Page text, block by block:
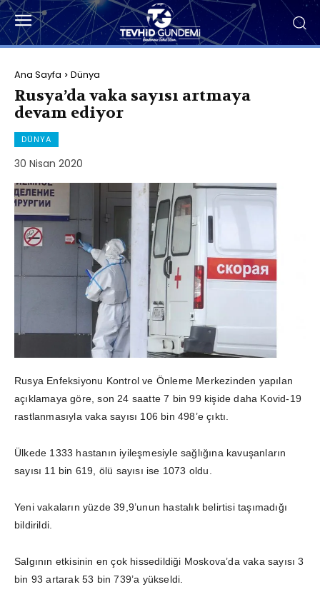
Ana Sayfa Dünya
Rusya’da vaka sayısı artmaya
devam ediyor
DÜNYA
30 Nisan 2020
Rusya Enfeksiyonu Kontrol ve Önleme Merkezinden yapılan
açıklamaya göre, son 24 saatte 7 bin 99 kişide daha Kovid-19
rastlanmasıyla vaka sayısı 106 bin 498’e çıktı.
Ülkede 1333 hastanın iyileşmesiyle sağlığına kavuşanların
sayısı 11 bin 619, ölü sayısı ise 1073 oldu.
Yeni vakaların yüzde 39,9’unun hastalık belirtisi taşımadığı
bildirildi.
Salgının etkisinin en çok hissedildiği Moskova’da vaka sayısı 3
bin 93 artarak 53 bin 739’a yükseldi.